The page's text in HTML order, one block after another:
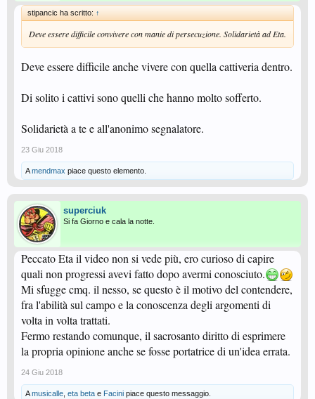
stipancic ha scritto: ↑
Deve essere difficile convivere con manie di persecuzione. Solidarietà ad Eta.
Deve essere difficile anche vivere con quella cattiveria dentro.
Di solito i cattivi sono quelli che hanno molto sofferto.
Solidarietà a te e all'anonimo segnalatore.
23 Giu 2018
Amendmax piace questo elemento.
superciuk
Si fa Giorno e cala la notte.
Peccato Eta il video non si vede più, ero curioso di capire
quali non progressi avevi fatto dopo avermi conosciuto.
Mi sfugge cmq. il nesso, se questo è il motivo del contendere,
fra l'abilità sul campo e la conoscenza degli argomenti di
volta in volta trattati.
Fermo restando comunque, il sacrosanto diritto di esprimere
la propria opinione anche se fosse portatrice di un'idea errata.
24 Giu 2018
Amusicalle eta beta e Facini piace questo messaggio.